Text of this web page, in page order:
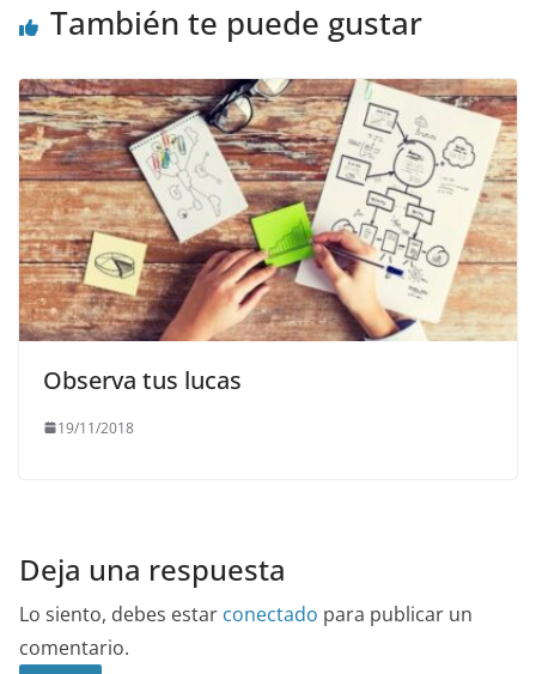
También te puede gustar
Observa tus lucas
19/11/2018
Deja una respuesta
Lo siento, debes estar conectado para publicar un
comentario.